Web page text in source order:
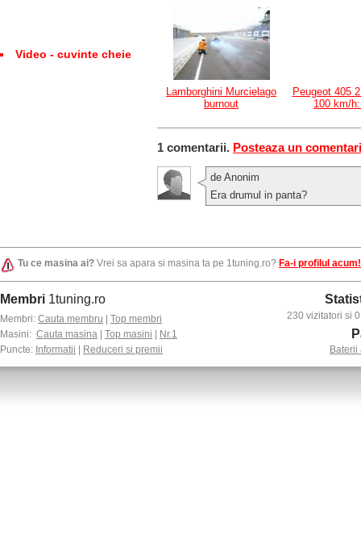
Video - cuvinte cheie
Lamborghini Murcielago
burnout
Peugeot 405
100 km/
1 comentarii. Posteaza un
de Anonim
Era drumul in panta?
Tu ce masina ai? Vrei sa apara si masina ta pe 1tuning.ro? Fa-i profilul acum!
Membri 1tuning.ro
Membri: Cauta membru
Top membri
Masini: Cauta masina Top masini
Nr.1
Puncte: Informatii Reduceri si premii
230 vizitatori si